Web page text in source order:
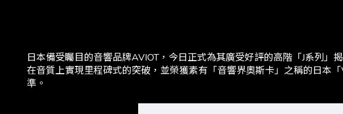
日本備受矚目的音響品牌AVIOT，今日正式為其廣受好評的高階「J系列
在音質上實現里程碑式的突破，並榮獲素有「音響界奧斯卡」之稱的日本
準。